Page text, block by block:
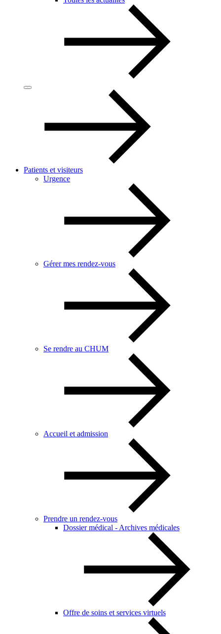
Patients et visiteurs
Urgence
Gérer mes rendez-vous
Se rendre au CHUM
Accueil et admission
Prendre un rendez-vous
Dossier médical - Archives médicales
Offre de soins et services virtuels